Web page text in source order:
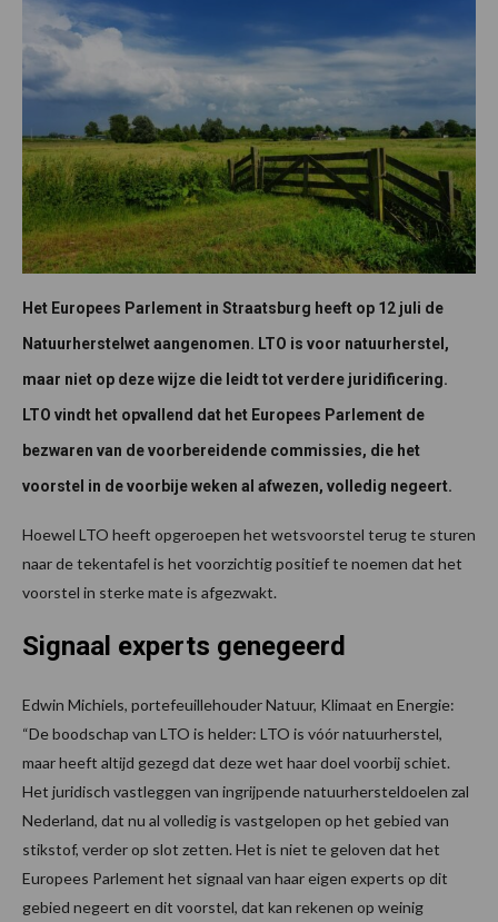
Het Europees Parlement in Straatsburg heeft op 12 juli de
Natuurherstelwet aangenomen. LTO is voor natuurherstel,
maar niet op deze wijze die leidt tot verdere juridificering.
LTO vindt het opvallend dat het Europees Parlement de
bezwaren van de voorbereidende commissies, die het
voorstel in de voorbije weken al afwezen, volledig negeert.
Hoewel LTO heeft opgeroepen het wetsvoorstel terug te sturen
naar de tekentafel is het voorzichtig positief te noemen dat het
voorstel in sterke mate is afgezwakt.
Signaal experts genegeerd
Edwin Michiels, portefeuillehouder Natuur, Klimaat en Energie:
“De boodschap van LTO is helder: LTO is vóór natuurherstel,
maar heeft altijd gezegd dat deze wet haar doel voorbij schiet.
Het juridisch vastleggen van ingrijpende natuurhersteldoelen zal
Nederland, dat nu al volledig is vastgelopen op het gebied van
stikstof, verder op slot zetten. Het is niet te geloven dat het
Europees Parlement het signaal van haar eigen experts op dit
gebied negeert en dit voorstel, dat kan rekenen op weinig